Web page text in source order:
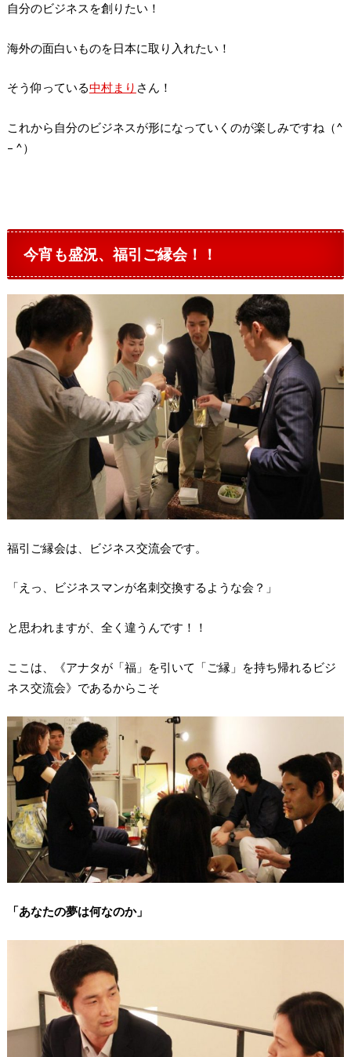
自分のビジネスを創りたい！
海外の面白いものを日本に取り入れたい！
そう仰っている中村まり さん！
これから自分のビジネスが形になっていくのが楽しみですね（^
– ^）
今宵も盛況、福引ご縁会！！
福引ご縁会は、ビジネス交流会です。
「えっ、ビジネスマンが名刺交換するような会？」
と思われますが、全く違うんです！！
ここは、《アナタが「福」を引いて「ご縁」を持ち帰れるビジ
ネス交流会》であるからこそ
「あなたの夢は何なのか」